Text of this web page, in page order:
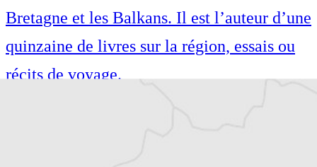
Bretagne et les Balkans. Il est l’auteur d’une
quinzaine de livres sur la région, essais ou
récits de voyage.